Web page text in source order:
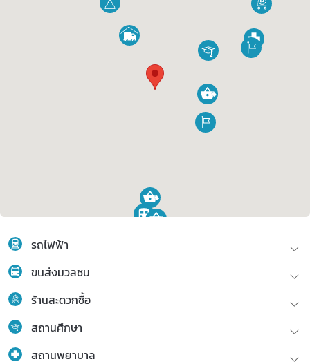
รถไฟฟ้า
ขนส่งมวลชน
ร้านสะดวกซื้อ
สถานศึกษา
สถานพยาบาล